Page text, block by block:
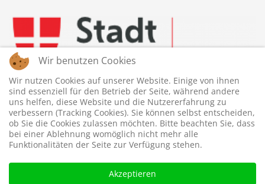
Wir benutzen Cookies
Wir nutzen Cookies auf unserer Website. Einige von ihnen
sind essenziell für den Betrieb der Seite, während andere
uns helfen, diese Website und die Nutzererfahrung zu
verbessern (Tracking Cookies). Sie können selbst entscheiden,
ob Sie die Cookies zulassen möchten. Bitte beachten Sie, dass
bei einer Ablehnung womöglich nicht mehr alle
Funktionalitäten der Seite zur Verfügung stehen.
Akzeptieren